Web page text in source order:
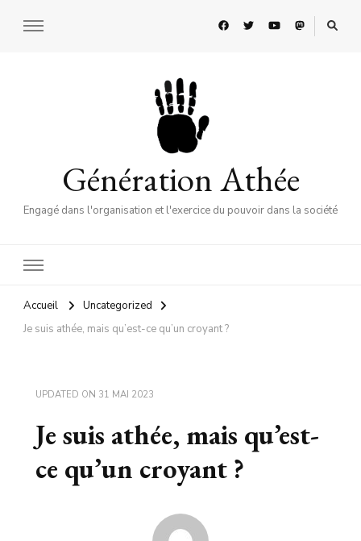
Génération Athée
Engagé dans l'organisation et l'exercice du pouvoir dans la société
Accueil
Uncategorized
Je suis athée, mais qu’est-ce qu’un croyant ?
UPDATED ON 31 MAI 2023
Je suis athée, mais qu’est-
ce qu’un croyant ?